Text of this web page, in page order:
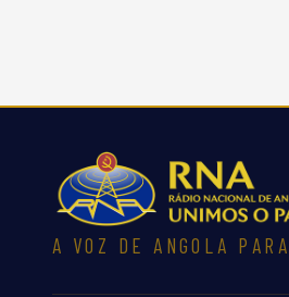
A VOZ DE ANGOLA